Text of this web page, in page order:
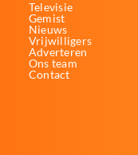
Televisie
Gemist
Nieuws
Vrijwilligers
Adverteren
Ons team
Contact